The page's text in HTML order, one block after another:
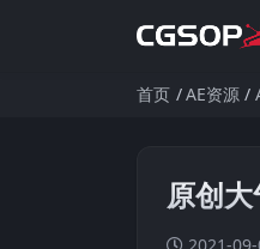
首页 AE资源
原创